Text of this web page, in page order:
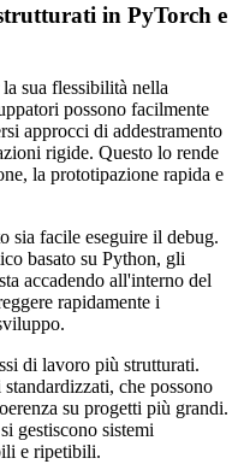
in PyTorch e
sua flessibilità nella
possono facilmente
approcci di addestramento
rigide. Questo lo rende
la prototipazione rapida e
sia facile eseguire il debug.
basato su Python, gli
accadendo all'interno del
rapidamente i
di lavoro più strutturati.
che possono
su progetti più grandi.
gestiscono sistemi
e ripetibili.